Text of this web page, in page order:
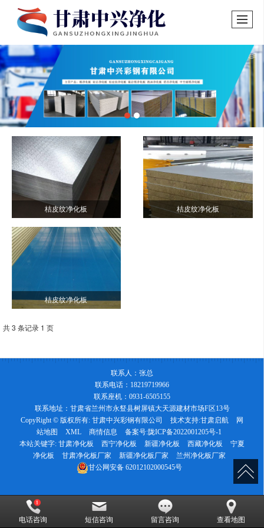
桔皮纹净化板 桔皮纹净化板
桔皮纹净化板
共 3 条记录 1 页
联系人：张总
联系电话：18219719966
联系座机：0931-6505155
联系地址：甘肃省兰州市永豋县树屏镇大天源建材市场F区13号
CopyRight © 版权所有: 甘肃中兴彩钢有限公司 技术支持:甘肃启航
网
站地图
XML 商情信息 备案号:陇ICP备2022001205号-1
本站关键字: 甘肃净化板 西宁净化板 新疆净化板 西藏净化板
宁夏
净化板
甘肃净化板厂家 新疆净化板厂家
兰州净化板厂家
甘公网安备62012102000545号
电话咨询 短信咨询 留言咨询 查看地图